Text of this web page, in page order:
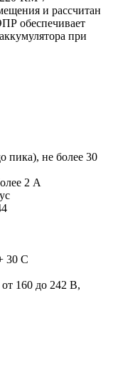
и рассчитан
обеспечивает
при
пика), не более 30
2 А
30 С
160 до 242 В,